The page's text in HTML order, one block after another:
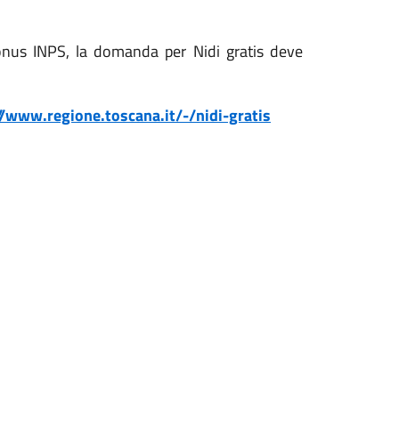
INPS, la domanda per Nidi gratis deve
nidi-gratis